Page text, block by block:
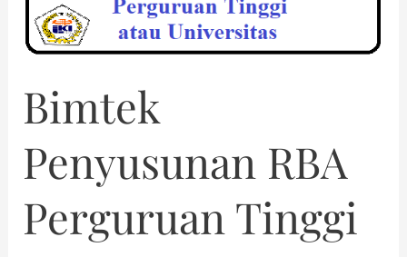
Beban
Kerja
Bimtek
Penyusunan RBA
Perguruan Tinggi